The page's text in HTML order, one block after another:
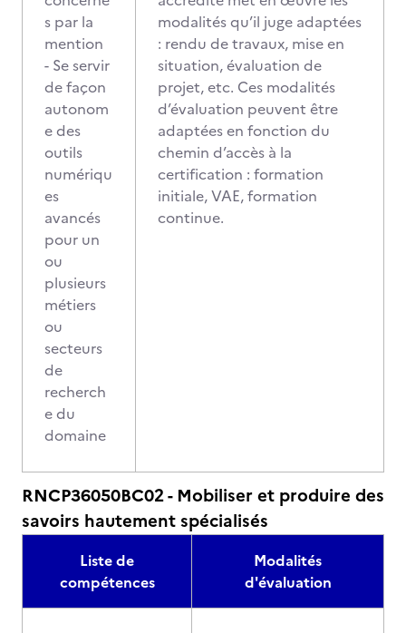
s par la
mention
- Se servir
de façon
autonom
e des
outils
numériqu
es
avancés
pour un
ou
plusieurs
métiers
ou
secteurs
de
recherch
e du
domaine
modalités qu’il juge adaptées
: rendu de travaux, mise en
situation, évaluation de
projet, etc. Ces modalités
d’évaluation peuvent être
adaptées en fonction du
chemin d’accès à la
certification : formation
initiale, VAE, formation
continue.
RNCP36050BC02 - Mobiliser et produire des
savoirs hautement spécialisés
Liste de
compétences
Modalités
d'évaluation